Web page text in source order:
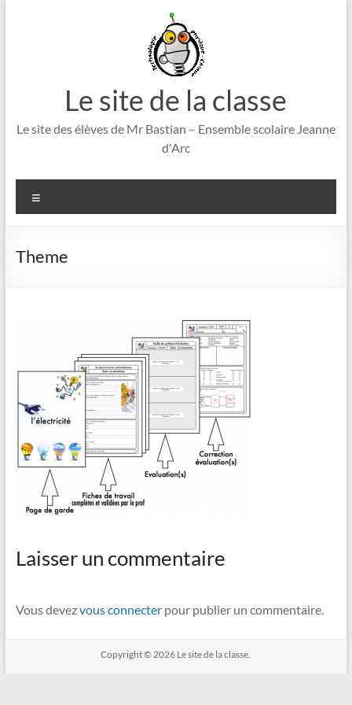
Le site de la classe
Le site des élèves de Mr Bastian – Ensemble scolaire Jeanne
d'Arc
Theme
Laisser un commentaire
Vous devezvous connecterpour publier un commentaire.
Copyright © 2026 Le site de la classe.